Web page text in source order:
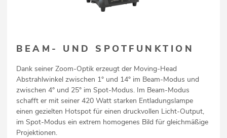
BEAM- UND SPOTFUNKTION
Dank seiner Zoom-Optik erzeugt der Moving-Head
Abstrahlwinkel zwischen 1° und 14° im Beam-Modus und
zwischen 4° und 25° im Spot-Modus. Im Beam-Modus
schafft er mit seiner 420 Watt starken Entladungslampe
einen gezielten Hotspot für einen druckvollen Licht-Output,
im Spot-Modus ein extrem homogenes Bild für gleichmäßige
Projektionen.